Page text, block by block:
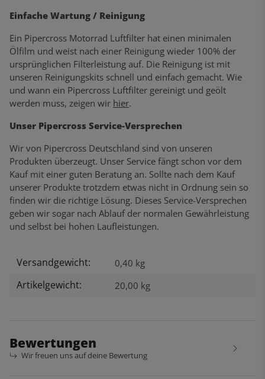
Einfache Wartung / Reinigung
Ein Pipercross Motorrad Luftfilter hat einen minimalen
Ölfilm und weist nach einer Reinigung wieder 100% der
ursprünglichen Filterleistung auf. Die Reinigung ist mit
unseren Reinigungskits schnell und einfach gemacht. Wie
und wann ein Pipercross Luftfilter gereinigt und geölt
werden muss, zeigen wir hier.
Unser Pipercross Service-Versprechen
Wir von Pipercross Deutschland sind von unseren
Produkten überzeugt. Unser Service fängt schon vor dem
Kauf mit einer guten Beratung an. Sollte nach dem Kauf
unserer Produkte trotzdem etwas nicht in Ordnung sein so
finden wir die richtige Lösung. Dieses Service-Versprechen
geben wir sogar nach Ablauf der normalen Gewährleistung
und selbst bei hohen Laufleistungen.
Produkteigenschaft
Wert
Versandgewicht: 0,40 kg
Artikelgewicht: 20,00 kg
Bewertungen
Wir freuen uns auf deine Bewertung